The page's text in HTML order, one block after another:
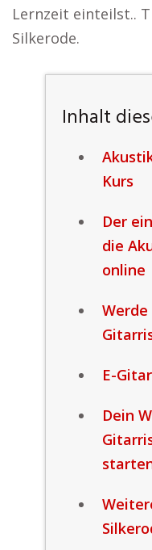
Lernzeit einteilst..
Silkerode.
Inhalt
Kurs
Der
die
online
Werde
E-
Dein